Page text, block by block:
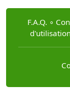
F.A.Q. ∘